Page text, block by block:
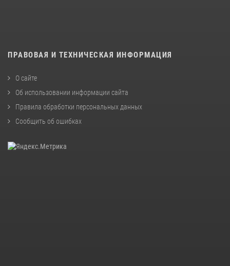
ПРАВОВАЯ И ТЕХНИЧЕСКАЯ ИНФОРМАЦИЯ
О сайте
Об использовании информации сайта
Правила обработки персональных данных
Сообщить об ошибках